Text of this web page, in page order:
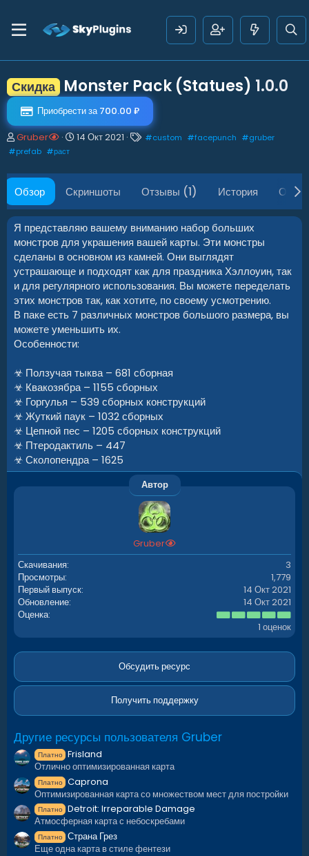
Скидка Monster Pack (Statues) 1.0.0
Приобрести за 700.00 ₽
А
в
о
р
Gruber
Д
а
о
з
д
а
н
и
я
14 Окт 2021
Т
и
#custom #facepunch #gruber
#prefab #раст
Обзор Скриншоты Отзывы (1) История
Я представляю вашему вниманию набор больших
монстров для украшения вашей карты. Эти монстры
сделаны в основном из камней. Они выглядят
устрашающе и подходят как для праздника Хэллоуин, так
и для регулярного использования. Вы можете переделать
этих монстров так, как хотите, по своему усмотрению.
В паке есть 7 различных монстров большого размера, вы
можете уменьшить их.
Особенности:
☣ Ползучая тыква – 681 сборная
☣ Квакозябра – 1155 сборных
☣ Горгулья – 539 сборных конструкций
☣ Жуткий паук – 1032 сборных
☣ Цепной пес – 1205 сборных конструкций
☣ Птеродактиль – 447
☣ Сколопендра – 1625
Автор
Gruber
Скачивания
3
Просмотры
1,779
Первый выпуск
14 Окт 2021
Обновление
14 Окт 2021
Оценка
5
.
0
з
ё
з
1 оценок
Обсудить ресурс
Получить поддержку
Другие ресурсы пользователя Gruber
Платно Frisland
Отлично оптимизированная карта
Платно Caprona
Оптимизированная карта со множеством мест для постройки
Платно Detroit: Irreparable Damage
Атмосферная карта с небоскребами
Платно Страна Грез
Еще одна карта в стиле фентези